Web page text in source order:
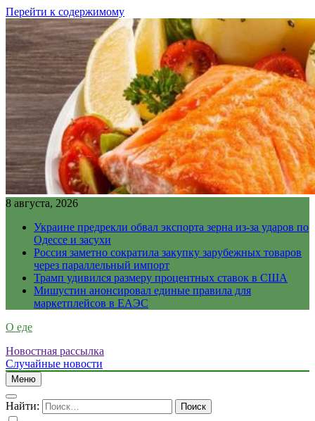
Перейти к содержимому
8 августа, 2026
Украине предрекли обвал экспорта зерна из-за ударов по
Одессе и засухи
Россия заметно сократила закупку зарубежных товаров
через параллельный импорт
Трамп удивился размеру процентных ставок в США
Мишустин анонсировал единые правила для
маркетплейсов в ЕАЭС
О еде
Новостная рассылка
Случайные новости
Меню
Найти: